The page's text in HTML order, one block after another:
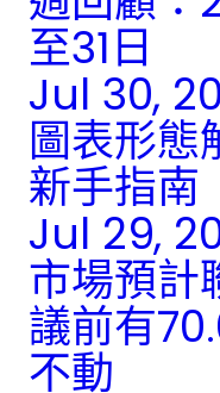
至31日
Jul 30,
圖表形態
新手指南
Jul 29,
市場預計
議前有
不動